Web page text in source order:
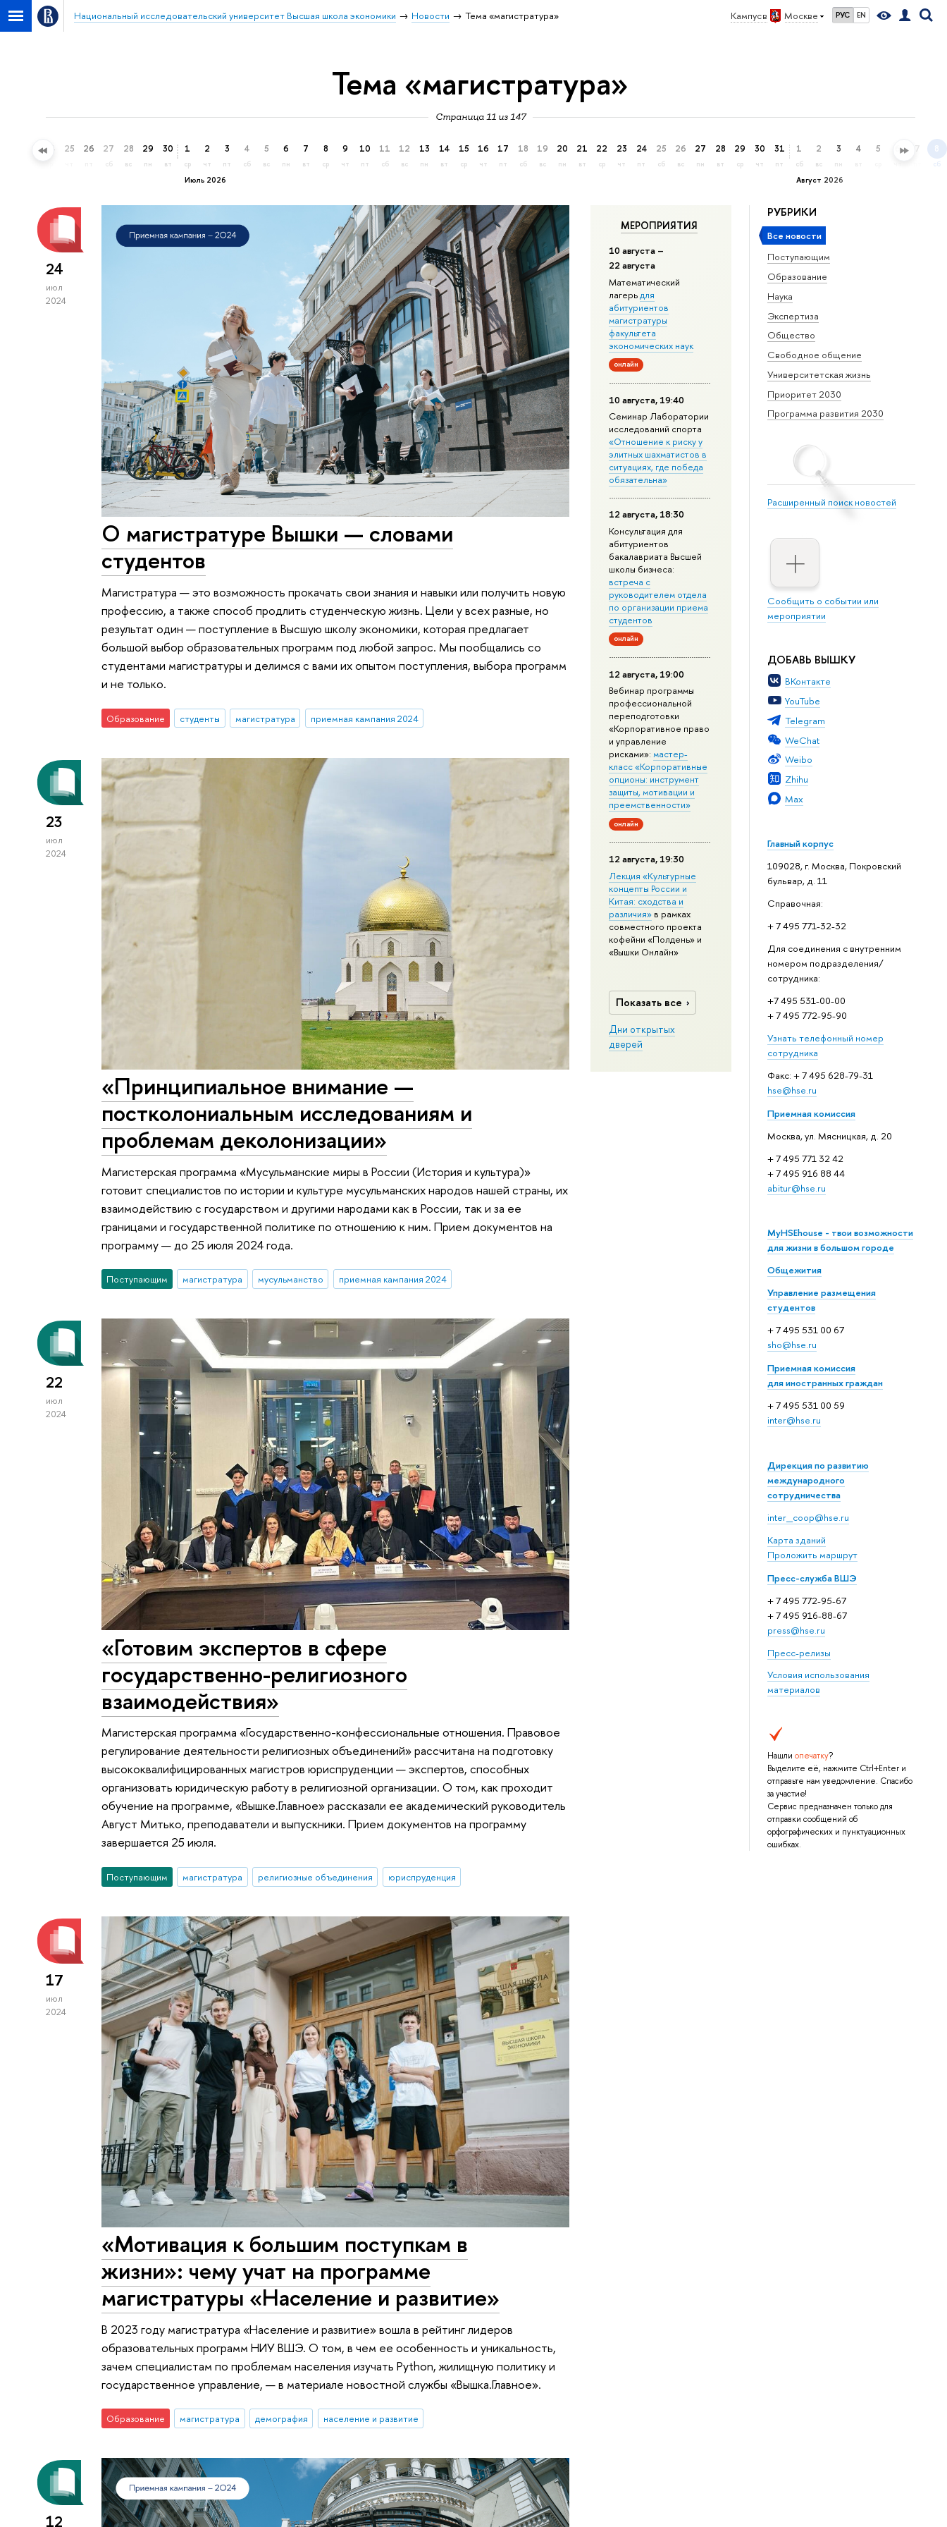
Кампус в Москве РУС EN
Национальный исследовательский университет Высшая школа экономики Новости Тема «магистратура»
Тема «магистратура»
Страница 11 из 147
24 25 26 27
сб
28
вс
29
пн
30
вт
Июль 2026
1
ср
2
чт
3
пт
4
сб
5
вс
6
пн
7
вт
8
ср
9
чт
10
пт
11
сб
12
вс
13
пн
14
вт
15
ср
16
чт
17
пт
18
сб
19
вс
20
пн
21
вт
22
ср
23
чт
24
пт
25
сб
26
вс
27
пн
28
вт
29
ср
30
чт
31
пт
Август 2026
1
сб
2
вс
3
пн
4 5 6 7 8
сб
РУБРИКИ
Все новости
Поступающим
Образование
Наука
Экспертиза
Общество
Свободное общение
Университетская жизнь
Приоритет 2030
Программа развития 2030
Расширенный поиск новостей
Сообщить о событии или
мероприятии
ДОБАВЬ ВЫШКУ
ВКонтакте
YouTube
Telegram
WeChat
Weibo
Zhihu
Max
Главный корпус
109028, г. Москва, Покровский
бульвар, д. 11
Справочная:
+ 7 495 771-32-32
Для соединения с внутренним
номером подразделения/
сотрудника:
+7 495 531-00-00
+ 7 495 772-95-90
Узнать телефонный номер
сотрудника
Факс: + 7 495 628-79-31
hse@hse.ru
Приемная комиссия
Москва, ул. Мясницкая, д. 20
+ 7 495 771 32 42
+ 7 495 916 88 44
abitur@hse.ru
MyHSEhouse - твои возможности
для жизни в большом городе
Общежития
Управление размещения
студентов
+ 7 495 531 00 67
sho@hse.ru
Приемная комиссия
для иностранных граждан
+ 7 495 531 00 59
inter@hse.ru
Дирекция по развитию
международного
сотрудничества
inter_coop@hse.ru
Карта зданий
Проложить маршрут
Пресс-служба ВШЭ
+ 7 495 772-95-67
+ 7 495 916-88-67
press@hse.ru
Пресс-релизы
Условия использования
материалов
Нашли опечатку?
Выделите её, нажмите Ctrl+Enter и
отправьте нам уведомление. Спасибо
за участие!
Сервис предназначен только для
отправки сообщений об
орфографических и пунктуационных
ошибках.
МЕРОПРИЯТИЯ
10 августа –
22 августа
Математический
лагерьдля
абитуриентов
магистратуры
факультета
экономических наук
онлайн
10 августа, 19:40
Семинар Лаборатории
исследований спорта
«Отношение к риску у
элитных шахматистов в
ситуациях, где победа
обязательна»
12 августа, 18:30
Консультация для
абитуриентов
бакалавриата Высшей
школы бизнеса:
встреча с
руководителем отдела
по организации приема
студентов
онлайн
12 августа, 19:00
Вебинар программы
профессиональной
переподготовки
«Корпоративное право
и управление
рисками»: мастер-
класс «Корпоративные
опционы: инструмент
защиты, мотивации и
преемственности»
онлайн
12 августа, 19:30
Лекция «Культурные
концепты России и
Китая: сходства и
различия»в рамках
совместного проекта
кофейни «Полдень» и
«Вышки Онлайн»
Показать все
Дни открытых
дверей
24
июл
2024
О магистратуре Вышки — словами
студентов
Магистратура — это возможность прокачать свои знания и навыки или получить новую
профессию, а также способ продлить студенческую жизнь. Цели у всех разные, но
результат один — поступление в Высшую школу экономики, которая предлагает
большой выбор образовательных программ под любой запрос. Мы пообщались со
студентами магистратуры и делимся с вами их опытом поступления, выбора программ
и не только.
Образование студенты магистратура приемная кампания 2024
23
июл
2024
«Принципиальное внимание —
постколониальным исследованиям и
проблемам деколонизации»
Магистерская программа «Мусульманские миры в России (История и культура)»
готовит специалистов по истории и культуре мусульманских народов нашей страны, их
взаимодействию с государством и другими народами как в России, так и за ее
границами и государственной политике по отношению к ним. Прием документов на
программу — до 25 июля 2024 года.
Поступающим магистратура мусульманство приемная кампания 2024
22
июл
2024
«Готовим экспертов в сфере
государственно-религиозного
взаимодействия»
Магистерская программа «Государственно-конфессиональные отношения. Правовое
регулирование деятельности религиозных объединений» рассчитана на подготовку
высококвалифицированных магистров юриспруденции — экспертов, способных
организовать юридическую работу в религиозной организации. О том, как проходит
обучение на программе, «Вышке.Главное» рассказали ее академический руководитель
Август Митько, преподаватели и выпускники. Прием документов на программу
завершается 25 июля.
Поступающим магистратура религиозные объединения юриспруденция
17
июл
2024
«Мотивация к большим поступкам в
жизни»: чему учат на программе
магистратуры «Население и развитие»
В 2023 году магистратура «Население и развитие» вошла в рейтинг лидеров
образовательных программ НИУ ВШЭ. О том, в чем ее особенность и уникальность,
зачем специалистам по проблемам населения изучать Python, жилищную политику и
государственное управление, — в материале новостной службы «Вышка.Главное».
Образование магистратура демография население и развитие
12